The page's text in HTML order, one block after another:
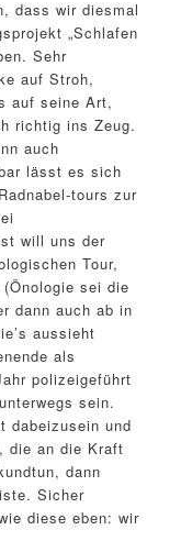
dass wir diesmal
„Schlafen
Sehr
auf Stroh,
auf seine Art,
richtig ins Zeug.
auch
lässt es sich
tours zur
will uns der
Tour,
sei die
dann auch ab in
aussieht
als
polizeigeführt
sein.
dabeizusein und
die an die Kraft
dann
Sicher
diese eben: wir